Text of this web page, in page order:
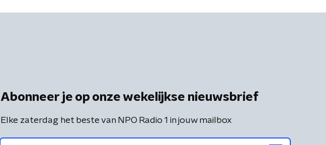
Abonneer je op onze wekelijkse nieuwsbrief
Elke zaterdag het beste van NPO Radio 1 in jouw mailbox